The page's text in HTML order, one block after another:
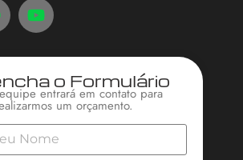
o Formulário
entrará em contato para
um orçamento.